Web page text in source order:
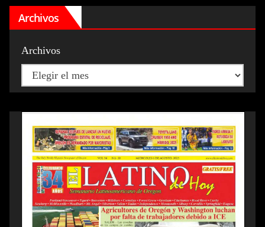
Archivos
Archivos